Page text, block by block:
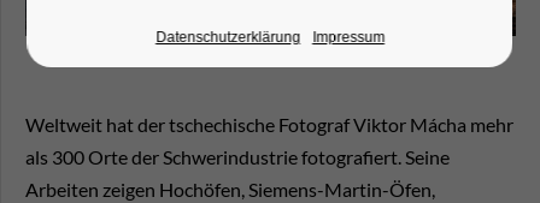
Weltweit hat der tschechische Fotograf Viktor Mácha mehr
als 300 Orte der Schwerindustrie fotografiert. Seine
Arbeiten zeigen Hochöfen, Siemens-Martin-Öfen,
Datenschutzerklärung Impressum